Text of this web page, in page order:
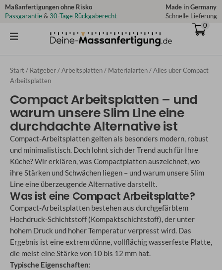
Zum
Inhalt
Maßanfertigungen ohne Risko
Passgarantie& 30-Tage Rückgaberecht
Made in Germany
Schnelle Lieferung
0
Start/ Ratgeber/Arbeitsplatten/ Materialarten/ Alles über Compact
Arbeitsplatten
Compact Arbeitsplatten – und
warum unsere Slim Line eine
durchdachte Alternative ist
Compact-Arbeitsplatten gelten als besonders modern, robust
und minimalistisch. Doch lohnt sich der Trend auch für Ihre
Küche? Wir erklären, was Compactplatten auszeichnet, wo
ihre Stärken und Schwächen liegen – und warum unsere Slim
Line eine überzeugende Alternative darstellt.
Was ist eine Compact Arbeitsplatte?
Compact-Arbeitsplatten bestehen aus durchgefärbtem
Hochdruck-Schichtstoff (Kompaktschichtstoff), der unter
hohem Druck und hoher Temperatur verpresst wird. Das
Ergebnis ist eine extrem dünne, vollflächig wasserfeste Platte,
die meist eine Stärke von 10 bis 12 mm hat.
Typische Eigenschaften: